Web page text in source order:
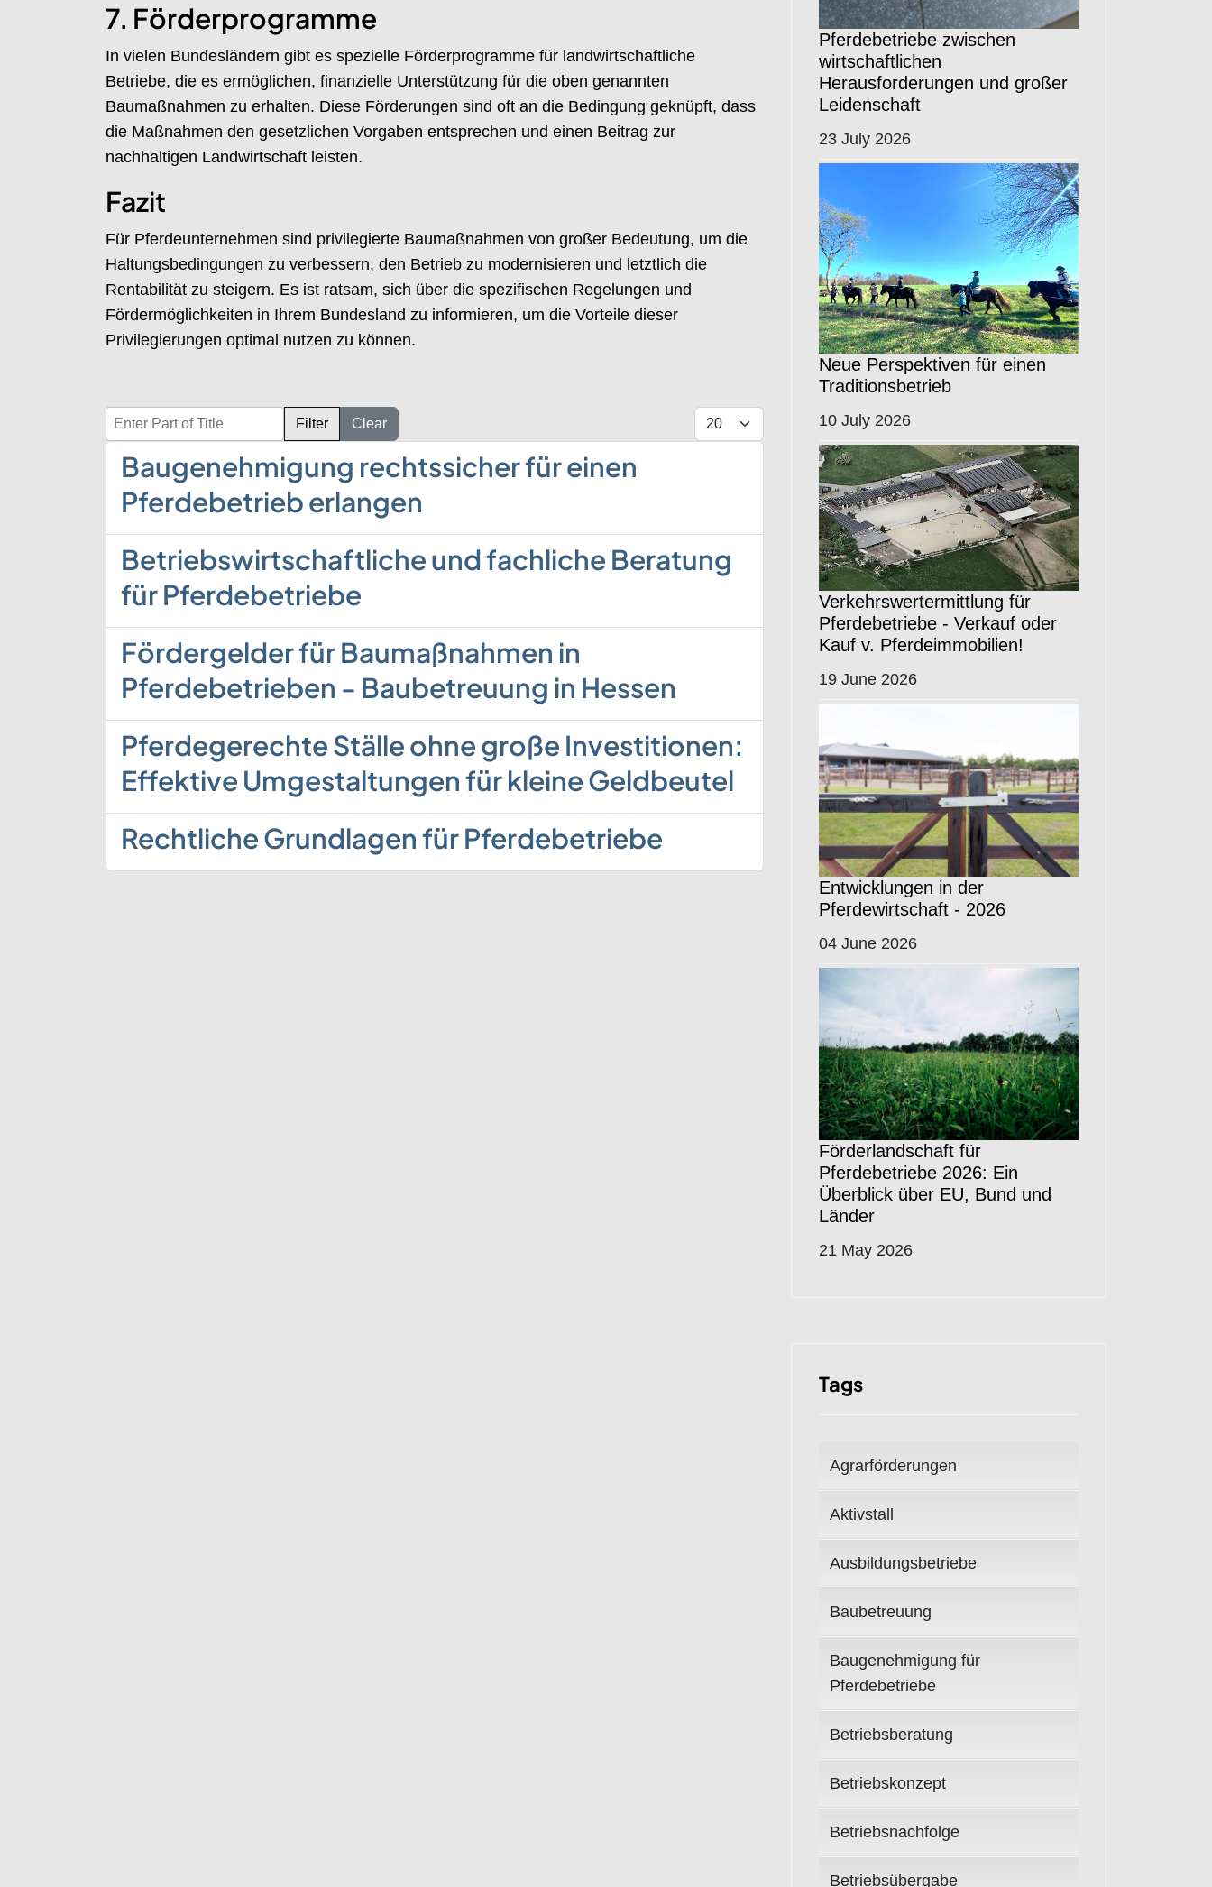
7. Förderprogramme
In vielen Bundesländern gibt es spezielle Förderprogramme für landwirtschaftliche
Betriebe, die es ermöglichen, finanzielle Unterstützung für die oben genannten
Baumaßnahmen zu erhalten. Diese Förderungen sind oft an die Bedingung geknüpft, dass
die Maßnahmen den gesetzlichen Vorgaben entsprechen und einen Beitrag zur
nachhaltigen Landwirtschaft leisten.
Fazit
Für Pferdeunternehmen sind privilegierte Baumaßnahmen von großer Bedeutung, um die
Haltungsbedingungen zu verbessern, den Betrieb zu modernisieren und letztlich die
Rentabilität zu steigern. Es ist ratsam, sich über die spezifischen Regelungen und
Fördermöglichkeiten in Ihrem Bundesland zu informieren, um die Vorteile dieser
Privilegierungen optimal nutzen zu können.
Enter Part of Title Filter Clear Display #
Baugenehmigung rechtssicher für einen
Pferdebetrieb erlangen
Betriebswirtschaftliche und fachliche Beratung
für Pferdebetriebe
Fördergelder für Baumaßnahmen in
Pferdebetrieben - Baubetreuung in Hessen
Pferdegerechte Ställe ohne große Investitionen:
Effektive Umgestaltungen für kleine Geldbeutel
Rechtliche Grundlagen für Pferdebetriebe
Pferdebetriebe zwischen
wirtschaftlichen
Herausforderungen und großer
Leidenschaft
23 July 2026
Neue Perspektiven für einen
Traditionsbetrieb
10 July 2026
Verkehrswertermittlung für
Pferdebetriebe - Verkauf oder
Kauf v. Pferdeimmobilien!
19 June 2026
Entwicklungen in der
Pferdewirtschaft - 2026
04 June 2026
Förderlandschaft für
Pferdebetriebe 2026: Ein
Überblick über EU, Bund und
Länder
21 May 2026
Tags
Agrarförderungen
Aktivstall
Ausbildungsbetriebe
Baubetreuung
Baugenehmigung für
Pferdebetriebe
Betriebsberatung
Betriebskonzept
Betriebsnachfolge
Betriebsübergabe